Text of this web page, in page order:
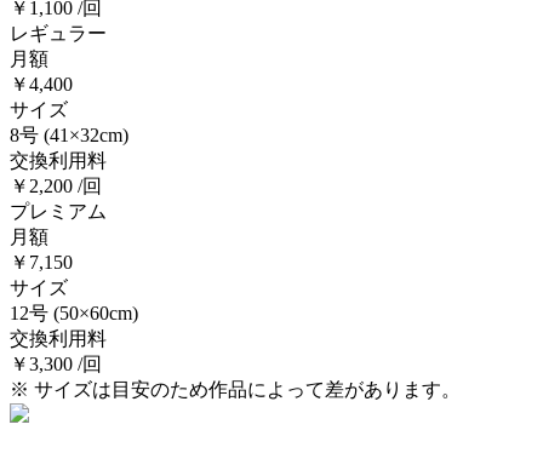
￥1,100 /回
レギュラー
月額
￥4,400
サイズ
8号 (41×32cm)
交換利用料
￥2,200 /回
プレミアム
月額
￥7,150
サイズ
12号 (50×60cm)
交換利用料
￥3,300 /回
※ サイズは目安のため作品によって差があります。